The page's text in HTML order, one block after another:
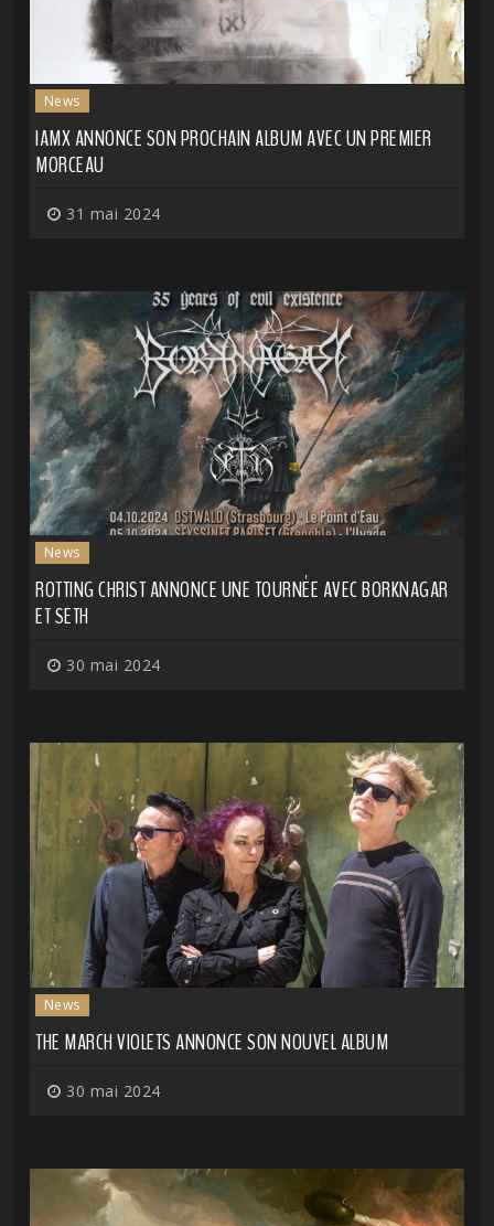
News
IAMX ANNONCE SON PROCHAIN ALBUM AVEC UN PREMIER
MORCEAU
31 mai 2024
News
ROTTING CHRIST ANNONCE UNE TOURNÉE AVEC BORKNAGAR
ET SETH
30 mai 2024
News
THE MARCH VIOLETS ANNONCE SON NOUVEL ALBUM
30 mai 2024